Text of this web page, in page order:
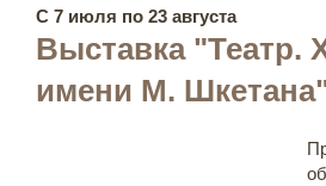
С 7 июля по 23 августа
Выставка "Театр.
имени М.